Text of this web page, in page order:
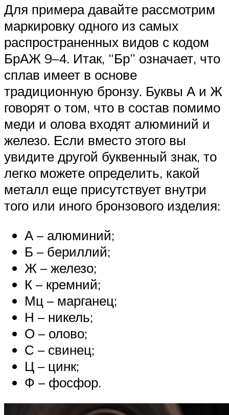
Для примера давайте рассмотрим
маркировку одного из самых
распространенных видов с кодом
БрАЖ 9–4. Итак, “Бр” означает, что
сплав имеет в основе
традиционную бронзу. Буквы А и Ж
говорят о том, что в состав помимо
меди и олова входят алюминий и
железо. Если вместо этого вы
увидите другой буквенный знак, то
легко можете определить, какой
металл еще присутствует внутри
того или иного бронзового изделия:
А – алюминий;
Б – бериллий;
Ж – железо;
К – кремний;
Мц – марганец;
Н – никель;
О – олово;
С – свинец;
Ц – цинк;
Ф – фосфор.